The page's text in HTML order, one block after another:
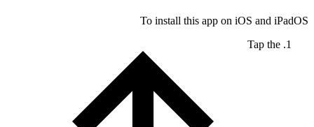
To install this app on iOS and iPadOS
Tap the